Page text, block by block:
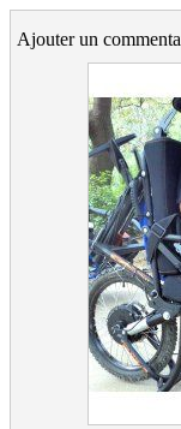
Ajouter un